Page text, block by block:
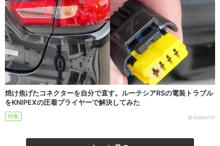
焼け焦げたコネクターを自分で直す。ルーテシアRSの電装トラブル
をKNIPEXの圧着プライヤーで解決してみた
特集 2026/07/31